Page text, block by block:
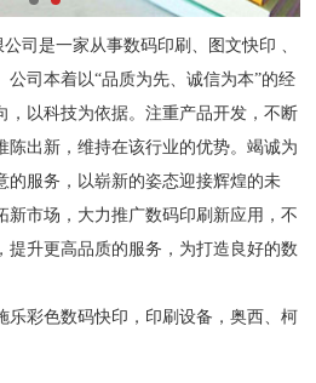
是一家从事数码印刷、图文快印 、
公司本着以“品质为先、诚信为本”的经
，以科技为依据。注重产品开发，不断
陈出新，维持在该行业的优势。竭诚为
的服务，以崭新的姿态迎接辉煌的未
新市场，大力推广数码印刷新应用，不
提升更高品质的服务，为打造良好的数
彩色数码快印，印刷设备，奥西、柯